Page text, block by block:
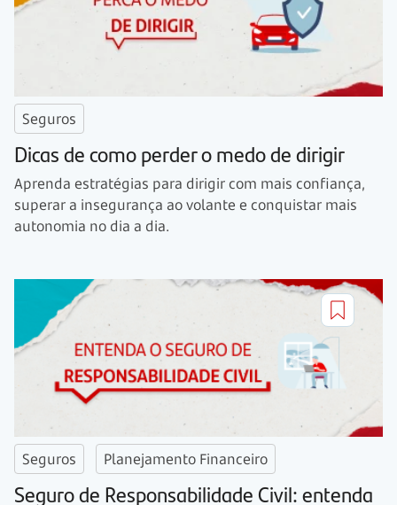
Seguros
Dicas de como perder o medo de dirigir
Aprenda estratégias para dirigir com mais confiança,
superar a insegurança ao volante e conquistar mais
autonomia no dia a dia.
Seguros Planejamento Financeiro
Seguro de Responsabilidade Civil: entenda